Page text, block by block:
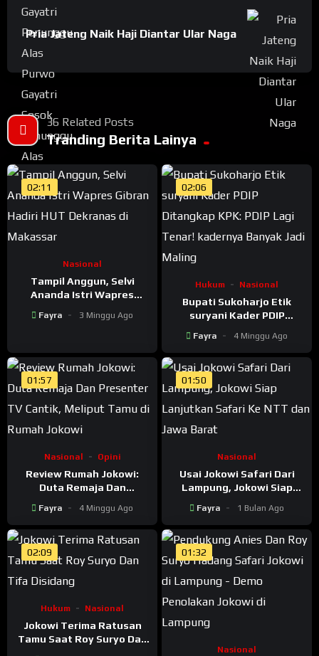
Pria Jateng Naik Haji Diantar Ular Naga
36 Related Posts
Tranding Berita Lainya
02:11
Nasional
Tampil Anggun, Selvi
Ananda Istri Wapres
Dekranas di Makassar
Fayra 3 Minggu Ago
02:06
Hukum Nasional
Bupati Sukoharjo Etik
suryani Kader PDIP
Tenar! kadernya Banyak
Jadi Maling
Fayra 4 Minggu Ago
01:57
Nasional Opini
Review Rumah Jokowi:
Duta Remaja Dan
Meliput Tamu di Rumah
Jokowi
Fayra 4 Minggu Ago
01:50
Nasional
Usai Jokowi Safari Dari
Lampung, Jokowi Siap
dan Jawa Barat
Fayra 1 Bulan Ago
02:09
Hukum Nasional
Jokowi Terima Ratusan
Tamu Saat Roy Suryo Dan
01:32
Nasional